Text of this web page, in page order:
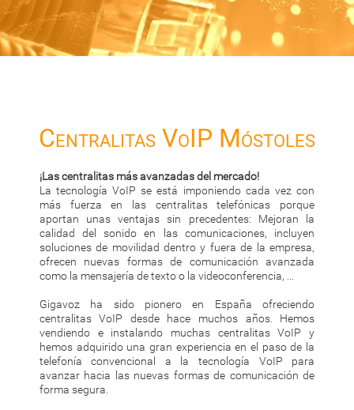
Centralitas VoIP Móstoles
¡Las centralitas más avanzadas del mercado!
La tecnología VoIP se está imponiendo cada vez con
más fuerza en las centralitas telefónicas porque
aportan unas ventajas sin precedentes: Mejoran la
calidad del sonido en las comunicaciones, incluyen
soluciones de movilidad dentro y fuera de la empresa,
ofrecen nuevas formas de comunicación avanzada
como la mensajería de texto o la videoconferencia, ...
Gigavoz ha sido pionero en España ofreciendo
centralitas VoIP desde hace muchos años. Hemos
vendiendo e instalando muchas centralitas VoIP y
hemos adquirido una gran experiencia en el paso de la
telefonía convencional a la tecnología VoIP para
avanzar hacia las nuevas formas de comunicación de
forma segura.